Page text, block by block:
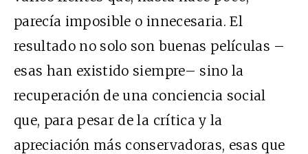
parecía imposible o innecesaria. El
resultado no solo son buenas películas –
esas han existido siempre– sino la
recuperación de una conciencia social
que, para pesar de la crítica y la
apreciación más conservadoras, esas que